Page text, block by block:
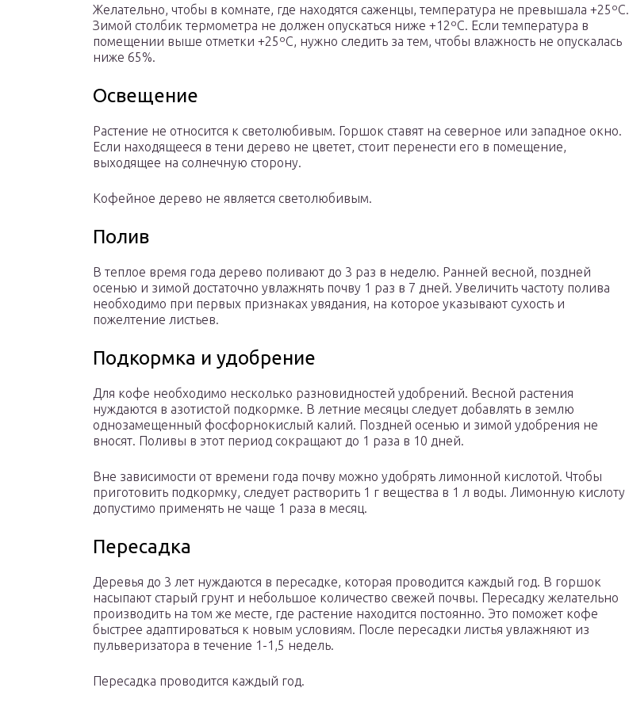
Желательно, чтобы в комнате, где находятся саженцы, температура не превышала +25ºC.
Зимой столбик термометра не должен опускаться ниже +12ºC. Если температура в
помещении выше отметки +25ºC, нужно следить за тем, чтобы влажность не опускалась
ниже 65%.
Освещение
Растение не относится к светолюбивым. Горшок ставят на северное или западное окно.
Если находящееся в тени дерево не цветет, стоит перенести его в помещение,
выходящее на солнечную сторону.
Кофейное дерево не является светолюбивым.
Полив
В теплое время года дерево поливают до 3 раз в неделю. Ранней весной, поздней
осенью и зимой достаточно увлажнять почву 1 раз в 7 дней. Увеличить частоту полива
необходимо при первых признаках увядания, на которое указывают сухость и
пожелтение листьев.
Подкормка и удобрение
Для кофе необходимо несколько разновидностей удобрений. Весной растения
нуждаются в азотистой подкормке. В летние месяцы следует добавлять в землю
однозамещенный фосфорнокислый калий. Поздней осенью и зимой удобрения не
вносят. Поливы в этот период сокращают до 1 раза в 10 дней.
Вне зависимости от времени года почву можно удобрять лимонной кислотой. Чтобы
приготовить подкормку, следует растворить 1 г вещества в 1 л воды. Лимонную кислоту
допустимо применять не чаще 1 раза в месяц.
Пересадка
Деревья до 3 лет нуждаются в пересадке, которая проводится каждый год. В горшок
насыпают старый грунт и небольшое количество свежей почвы. Пересадку желательно
производить на том же месте, где растение находится постоянно. Это поможет кофе
быстрее адаптироваться к новым условиям. После пересадки листья увлажняют из
пульверизатора в течение 1-1,5 недель.
Пересадка проводится каждый год.